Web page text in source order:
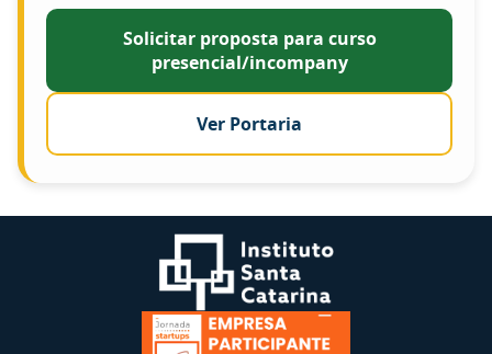
Solicitar proposta para curso
presencial/incompany
Ver Portaria